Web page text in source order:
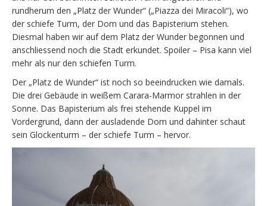
rundherum den „Platz der Wunder“ („Piazza dei Miracoli“), wo
der schiefe Turm, der Dom und das Bapisterium stehen.
Diesmal haben wir auf dem Platz der Wunder begonnen und
anschliessend noch die Stadt erkundet. Spoiler – Pisa kann viel
mehr als nur den schiefen Turm.
Der „Platz de Wunder“ ist noch so beeindrucken wie damals.
Die drei Gebäude in weißem Carara-Marmor strahlen in der
Sonne. Das Bapisterium als frei stehende Kuppel im
Vordergrund, dann der ausladende Dom und dahinter schaut
sein Glockenturm – der schiefe Turm – hervor.